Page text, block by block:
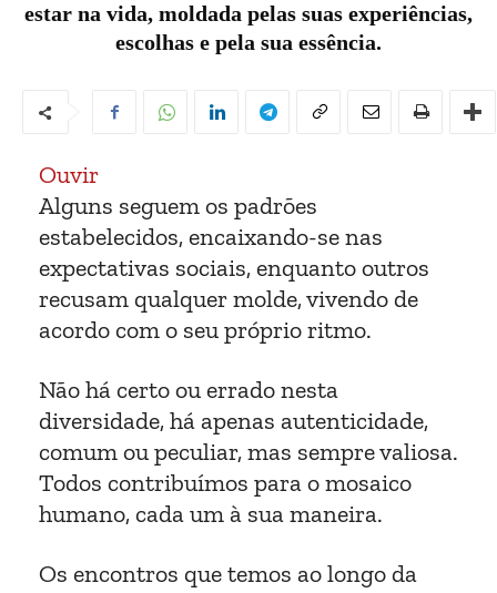
estar na vida, moldada pelas suas experiências,
escolhas e pela sua essência.
Ouvir
Alguns seguem os padrões
estabelecidos, encaixando-se nas
expectativas sociais, enquanto outros
recusam qualquer molde, vivendo de
acordo com o seu próprio ritmo.
Não há certo ou errado nesta
diversidade, há apenas autenticidade,
comum ou peculiar, mas sempre valiosa.
Todos contribuímos para o mosaico
humano, cada um à sua maneira.
Os encontros que temos ao longo da